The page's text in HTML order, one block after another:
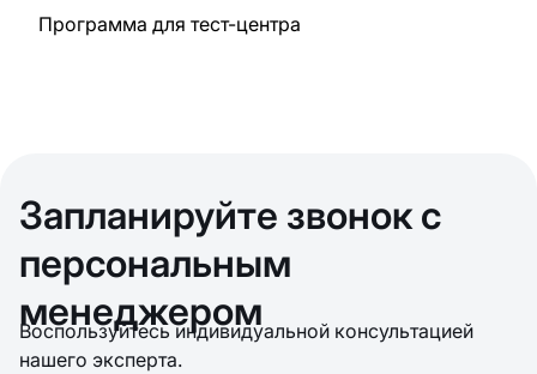
Программа для тест-центра
Запланируйте звонок с
персональным
менеджером
Воспользуйтесь индивидуальной консультацией
нашего эксперта.